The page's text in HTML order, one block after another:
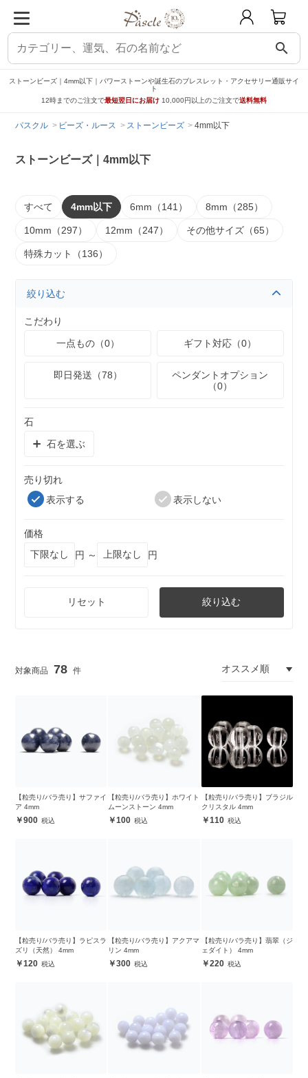
search
ストーンビーズ｜4mm以下｜パワーストーンや誕生石のブレスレット・アクセサリー通販サイ
ト
12時までのご注文で最短翌日にお届け 10,000円以上のご注文で送料無料
パスクル ビーズ・ルース ストーンビーズ 4mm以下
ストーンビーズ｜4mm以下
すべて 4mm以下 6mm（141） 8mm（285）
10mm（297） 12mm（247） その他サイズ（65）
特殊カット（136）
絞り込む
こだわり
一点もの（0）
ギフト対応（0）
即日発送（78）
ペンダントオプション
（0）
石
石を選ぶ
売り切れ
表示する
表示しない
価格
円 ～
円
リセット 絞り込む
78
【粒売り/バラ売り】サファイ
ア 4mm
900
【粒売り/バラ売り】ホワイト
ムーンストーン 4mm
100
【粒売り/バラ売り】ブラジル
クリスタル 4mm
110
【粒売り/バラ売り】ラピスラ
ズリ（天然） 4mm
120
【粒売り/バラ売り】アクアマ
リン 4mm
300
【粒売り/バラ売り】翡翠（ジ
ェダイト） 4mm
220